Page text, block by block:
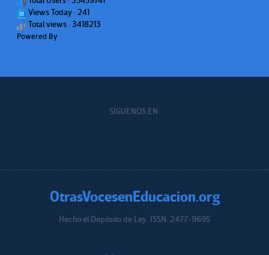
Views Today : 241
Total views : 3418213
Powered By
SÍGUENOS EN:
OtrasVocesenEducacion.org
Hecho el Depósito de Ley. ISSN: 2477-9695